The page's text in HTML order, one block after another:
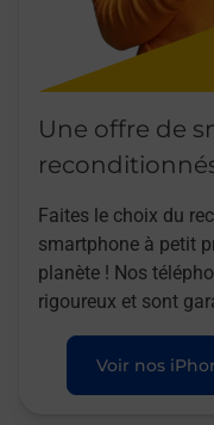
Une offre de
Faites le choix du
smartphone à petit
planète ! Nos
rigoureux et sont
Voir nos